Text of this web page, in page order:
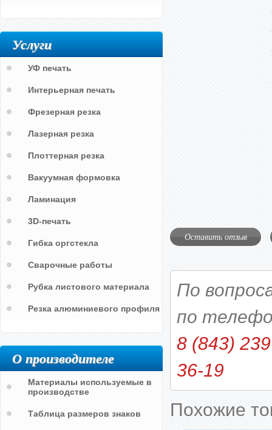
Оставить отзыв
По
по
8 (843)
36-19
Похожие
Услуги
УФ печать
Интерьерная печать
Фрезерная резка
Лазерная резка
Плоттерная резка
Вакуумная формовка
Ламинация
3D-печать
Гибка оргстекла
Сварочные работы
Рубка листового материала
Резка алюминиевого профиля
О производителе
Материалы используемые в
производстве
Таблица размеров знаков